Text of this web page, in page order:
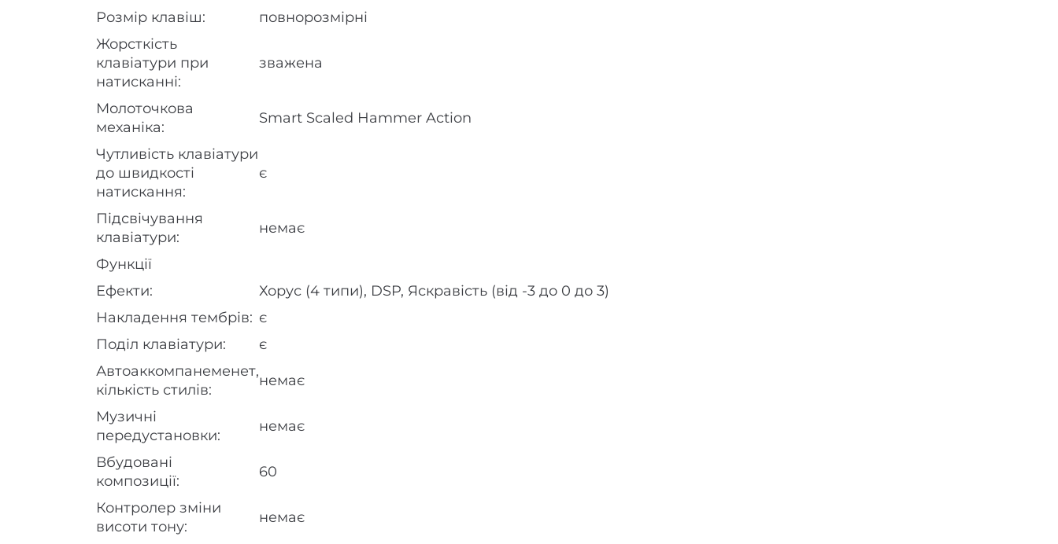
Розмір клавіш:
повнорозмірні
Жорсткість
клавіатури при
натисканні:
зважена
Молоточкова
механіка:
Smart Scaled Hammer Action
Чутливість клавіатури
до швидкості
натискання:
є
Підсвічування
клавіатури:
немає
Функції
Ефекти:
Хорус (4 типи), DSP, Яскравість (від -3 до 0 до 3)
Накладення тембрів: є
Поділ клавіатури:
є
Автоаккомпанеменет,
кількість стилів:
немає
Музичні
передустановки:
немає
Вбудовані
композиції:
60
Контролер зміни
висоти тону:
немає